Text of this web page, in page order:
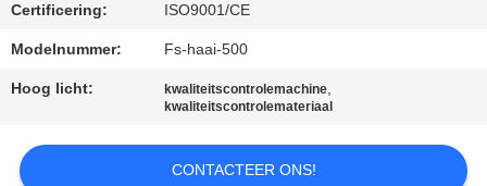
OM
EEN
CITAAT
SITEMAP
Certificering: ISO9001/CE
Modelnummer: Fs-haai-500
Hoog licht: kwaliteitscontrolemachine,
kwaliteitscontrolemateriaal
CONTACTEER ONS!